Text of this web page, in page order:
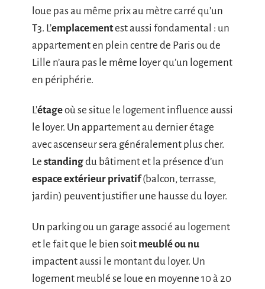
loue pas au même prix au mètre carré qu’un
T3. L’emplacementest aussi fondamental : un
appartement en plein centre de Paris ou de
Lille n’aura pas le même loyer qu’un logement
en périphérie.
L’étageoù se situe le logement influence aussi
le loyer. Un appartement au dernier étage
avec ascenseur sera généralement plus cher.
Le standingdu bâtiment et la présence d’un
espace extérieur privatif(balcon, terrasse,
jardin) peuvent justifier une hausse du loyer.
Un parking ou un garage associé au logement
et le fait que le bien soit meublé ou nu
impactent aussi le montant du loyer. Un
logement meublé se loue en moyenne 10 à 20